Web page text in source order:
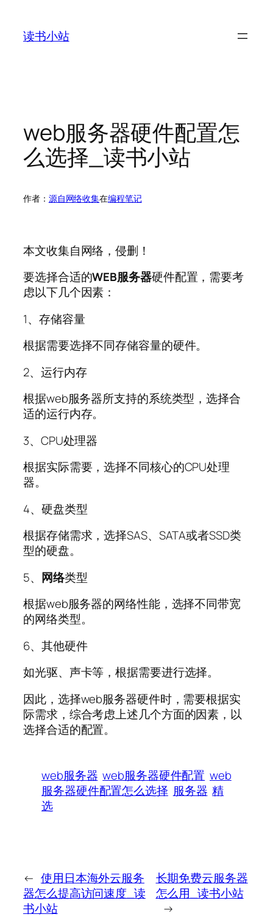
读书小站
web服务器硬件配置怎
么选择_读书小站
作者： 源自网络收集在编程笔记
本文收集自网络，侵删！
要选择合适的WEB服务器硬件配置，需要考
虑以下几个因素：
1、存储容量
根据需要选择不同存储容量的硬件。
2、运行内存
根据web服务器所支持的系统类型，选择合
适的运行内存。
3、CPU处理器
根据实际需要，选择不同核心的CPU处理
器。
4、硬盘类型
根据存储需求，选择SAS、SATA或者SSD类
型的硬盘。
5、 网络类型
根据web服务器的网络性能，选择不同带宽
的网络类型。
6、其他硬件
如光驱、声卡等，根据需要进行选择。
因此，选择web服务器硬件时，需要根据实
际需求，综合考虑上述几个方面的因素，以
选择合适的配置。
web服务器 web服务器硬件配置 web
服务器硬件配置怎么选择 服务器 精
选
← 使用日本海外云服务
器怎么提高访问速度_读
书小站
长期免费云服务器
怎么用_读书小站
→